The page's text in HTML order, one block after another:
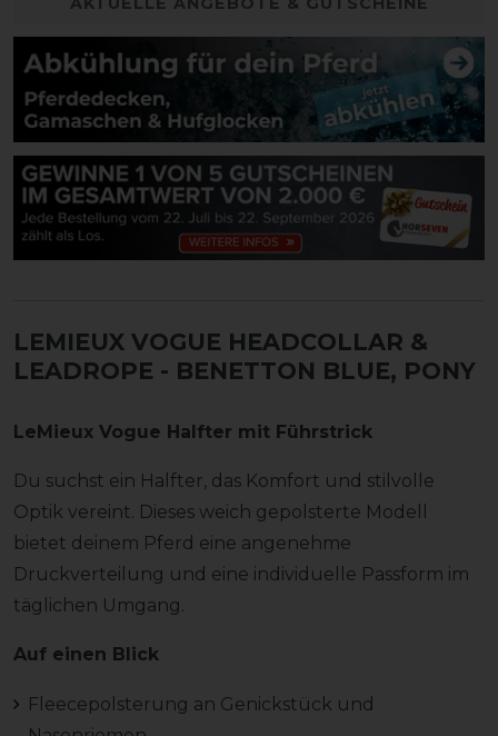
LEMIEUX VOGUE HEADCOLLAR &
LEADROPE - BENETTON BLUE, PONY
LeMieux Vogue Halfter mit Führstrick
Du suchst ein Halfter, das Komfort und stilvolle
Optik vereint. Dieses weich gepolsterte Modell
bietet deinem Pferd eine angenehme
Druckverteilung und eine individuelle Passform im
täglichen Umgang.
Auf einen Blick
Fleecepolsterung an Genickstück und